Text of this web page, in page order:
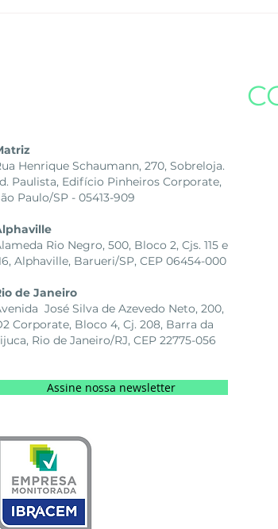
Henrique Schaumann, 270, Sobreloja.
Paulista, Edifício Pinheiros Corporate,
Paulo/SP - 05413-909
Rio Negro, 500, Bloco 2, Cjs. 115 e
Alphaville, Barueri/SP, CEP 06454-000
de Janeiro
José Silva de Azevedo Neto, 200,
Corporate, Bloco 4, Cj. 208, Barra da
Rio de Janeiro/RJ, CEP 22775-056
Assine nossa newsletter